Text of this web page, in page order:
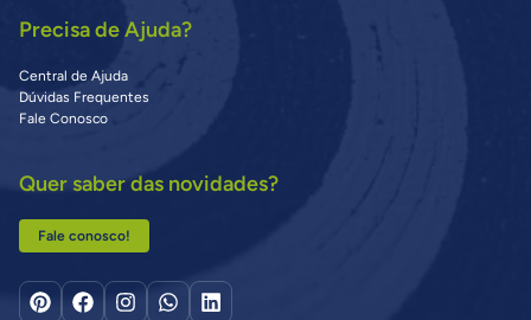
Precisa de Ajuda?
Central de Ajuda
Dúvidas Frequentes
Fale Conosco
Quer saber das novidades?
Fale conosco!